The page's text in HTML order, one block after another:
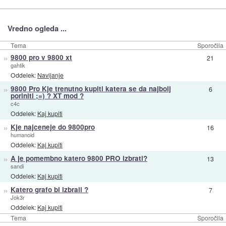
Vredno ogleda ...
Tema Sporočila
Tema Sporočila
» 9800 pro v 9800 xt
gahtik
Oddelek: Navijanje
21
» 9800 Pro Kje trenutno kupiti katera se da najbolj
poriniti ;=) ? XT mod ?
c4c
Oddelek: Kaj kupiti
6
» Kje najceneje do 9800pro
humanoid
Oddelek: Kaj kupiti
16
» A je pomembno katero 9800 PRO izbrati?
sandi
Oddelek: Kaj kupiti
13
» Katero grafo bi izbrali ?
Jok3r
Oddelek: Kaj kupiti
7